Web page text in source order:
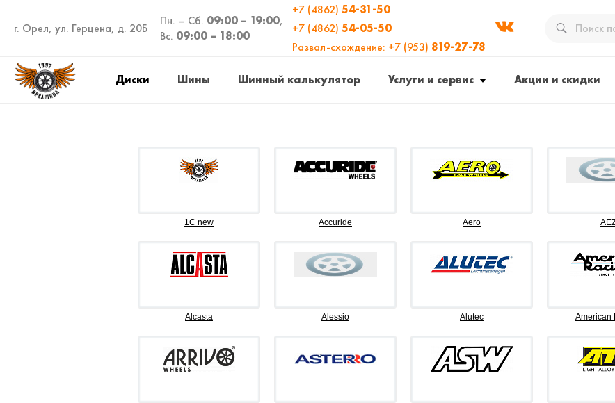
г. Орел, ул. Герцена, д. 20Б
Пн. – Сб. 09:00 – 19:00,
Вс. 09:00 – 18:00
+7 (4862) 54-31-50
+7 (4862) 54-05-50
Развал-схождение: +7 (953) 819-27-78
Диски Шины Шинный калькулятор Услуги и сервис Акции и скидки
1C new Accuride Aero
Alcasta Alessio Alutec American